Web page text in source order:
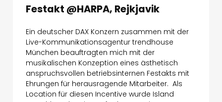
Festakt @HARPA, Rejkjavik
Ein deutscher DAX Konzern zusammen mit der
Live-Kommunikationsagentur trendhouse
München beauftragten mich mit der
musikalischen Konzeption eines ästhetisch
anspruchsvollen betriebsinternen Festakts mit
Ehrungen für herausragende Mitarbeiter. Als
Location für diesen Incentive wurde Island